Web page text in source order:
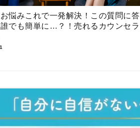
悩みこれで一発解決！この質問に答
誰でも簡単に…？！売れるカウンセラ